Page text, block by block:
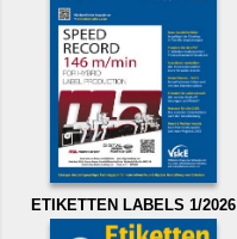
ETIKETTEN LABELS 1/2026